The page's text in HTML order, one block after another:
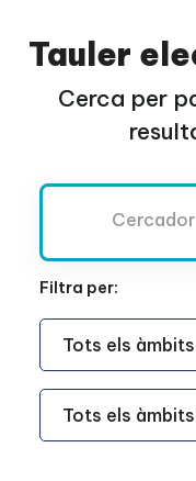
Tauler
Cerca per
Filtra per:
Àmbit Funcional
Àmbit Funcional